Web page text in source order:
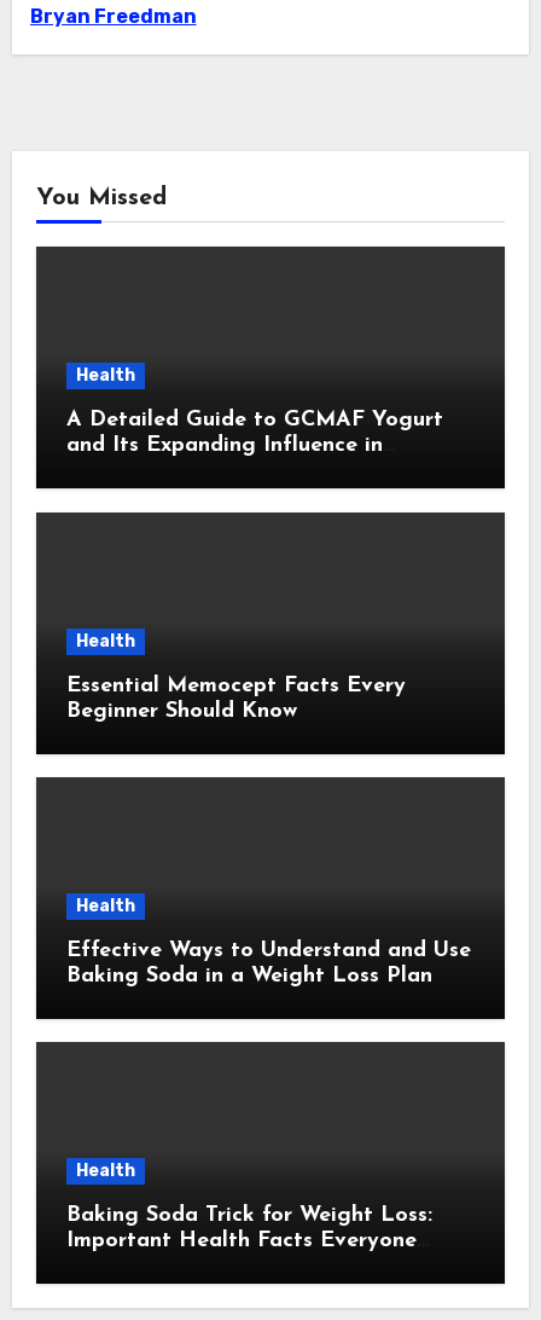
Bryan Freedman
You Missed
Health
A Detailed Guide to GCMAF Yogurt
and Its Expanding Influence in
Health
Essential Memocept Facts Every
Beginner Should Know
Health
Effective Ways to Understand and Use
Baking Soda in a Weight Loss Plan
Health
Baking Soda Trick for Weight Loss:
Important Health Facts Everyone